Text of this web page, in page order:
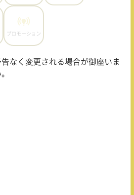
プロモーション
なく変更される場合が御座いま